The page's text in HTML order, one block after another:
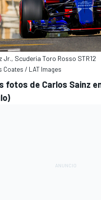
Jr., Scuderia Toro Rosso STR12
Coates / LAT Images
fotos de Carlos Sainz